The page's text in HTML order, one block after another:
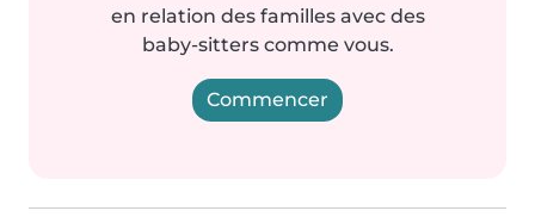
en relation des familles avec des
baby-sitters comme vous.
Commencer